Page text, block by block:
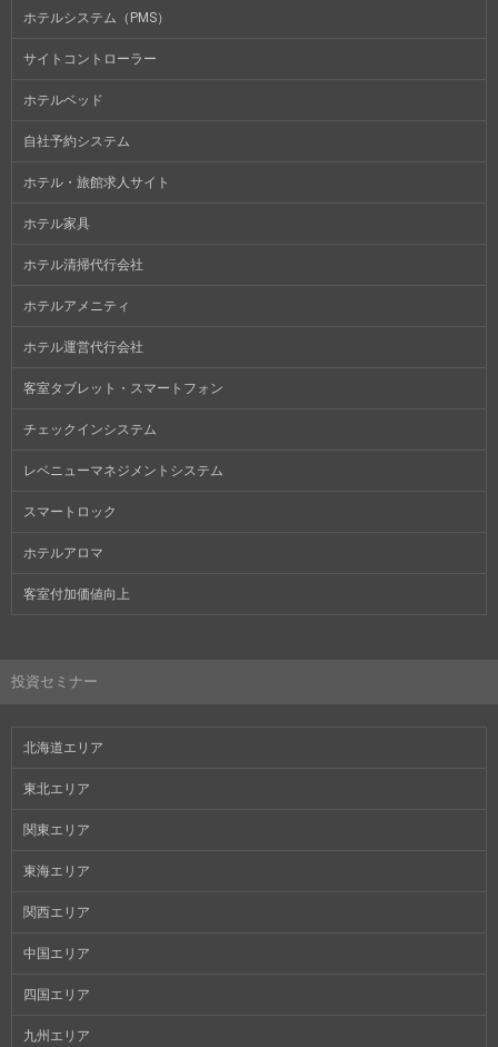
ホテルシステム（PMS）
サイトコントローラー
ホテルベッド
自社予約システム
ホテル・旅館求人サイト
ホテル家具
ホテル清掃代行会社
ホテルアメニティ
ホテル運営代行会社
客室タブレット・スマートフォン
チェックインシステム
レベニューマネジメントシステム
スマートロック
ホテルアロマ
客室付加価値向上
投資セミナー
北海道エリア
東北エリア
関東エリア
東海エリア
関西エリア
中国エリア
四国エリア
九州エリア